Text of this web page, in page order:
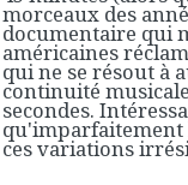
morceaux des
documentaire qui
américaines
qui ne se résout à
continuité
secondes.
qu'imparfaitement
ces variations